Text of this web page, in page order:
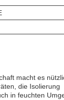
macht es
die Isolierung
in feuchten